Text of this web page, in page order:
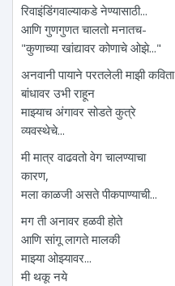
रिवाइंडिंगवाल्याकडे नेण्यासाठी...
आणि गुणगुणत चालतो मनातच-
"कुणाच्या खांद्यावर कोणाचे ओझे..."
अनवानी पायाने परतलेली माझी कविता
बांधावर उभी राहून
माझ्याच अंगावर सोडते कुत्रे
व्यवस्थेचे...
मी मात्र वाढवतो वेग चालण्याचा
कारण,
मला काळजी असते पीकपाण्याची...
मग ती अनावर हळवी होते
आणि सांगू लागते मालकी
माझ्या ओझ्यावर...
मी थकू नये